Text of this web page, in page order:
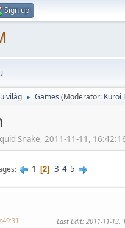
Sign up
► Games (Moderator: Kuroi
Snake, 2011-11-11,
1 2 3 4 5
Last Edit: 2011-11-13,